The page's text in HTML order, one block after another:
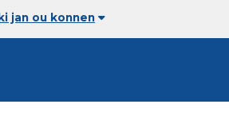
jan ou konnen